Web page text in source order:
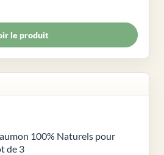
le produit
100% Naturels pour
de 3